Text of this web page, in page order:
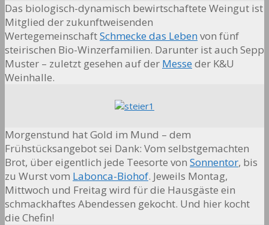
Das biologisch-dynamisch bewirtschaftete Weingut ist
Mitglied der zukunftweisenden
WertegemeinschaftSchmecke das Lebenvon fünf
steirischen Bio-Winzerfamilien. Darunter ist auch Sepp
Muster – zuletzt gesehen auf der Messe der K&U
Weinhalle.
Morgenstund hat Gold im Mund – dem
Frühstücksangebot sei Dank: Vom selbstgemachten
Brot, über eigentlich jede Teesorte von Sonnentor, bis
zu Wurst vom Labonca-Biohof. Jeweils Montag,
Mittwoch und Freitag wird für die Hausgäste ein
schmackhaftes Abendessen gekocht. Und hier kocht
die Chefin!